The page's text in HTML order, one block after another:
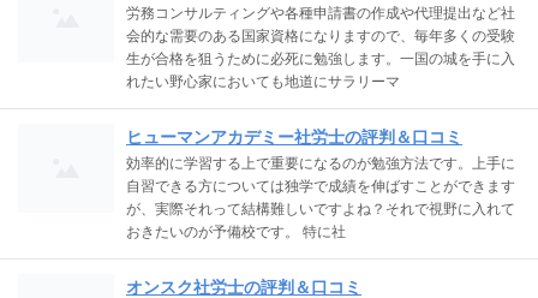
労務コンサルティングや各種申請書の作成や代理提出など社
会的な需要のある国家資格になりますので、毎年多くの受験
生が合格を狙うために必死に勉強します。一国の城を手に入
れたい野心家においても地道にサラリーマ
ヒューマンアカデミー社労士の評判＆口コミ
効率的に学習する上で重要になるのが勉強方法です。上手に
自習できる方については独学で成績を伸ばすことができます
が、実際それって結構難しいですよね？それで視野に入れて
おきたいのが予備校です。 特に社
オンスク社労士の評判＆口コミ